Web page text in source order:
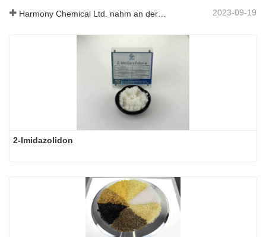
2023-09-19
2-Imidazolidon